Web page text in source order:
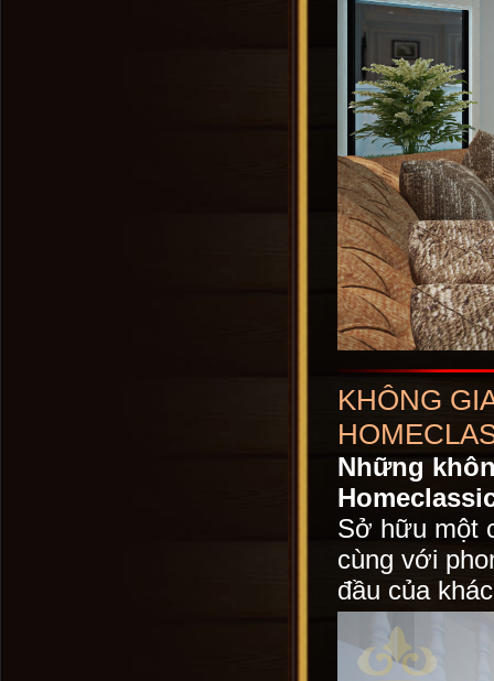
KHÔNG
Những
Sở hữu một
cùng với
đầu của